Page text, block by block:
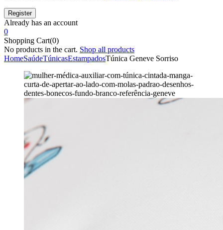
Already has an account
0
Shopping Cart(0)
No products in the cart. Shop all products
HomeSaúdeTúnicasEstampadosTúnica Geneve Sorriso